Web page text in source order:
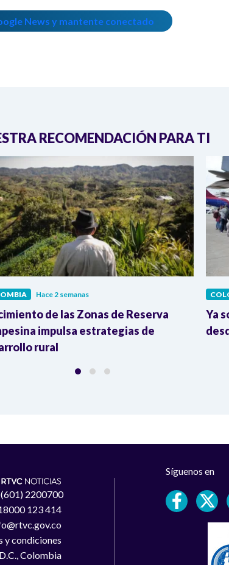
News y mantente conectado
RECOMENDACIÓN PARA TI
Hace 2 semanas
de las Zonas de Reserva
impulsa estrategias de
rural
Ya
2200700
123 414
y condiciones
Colombia
Síguenos en